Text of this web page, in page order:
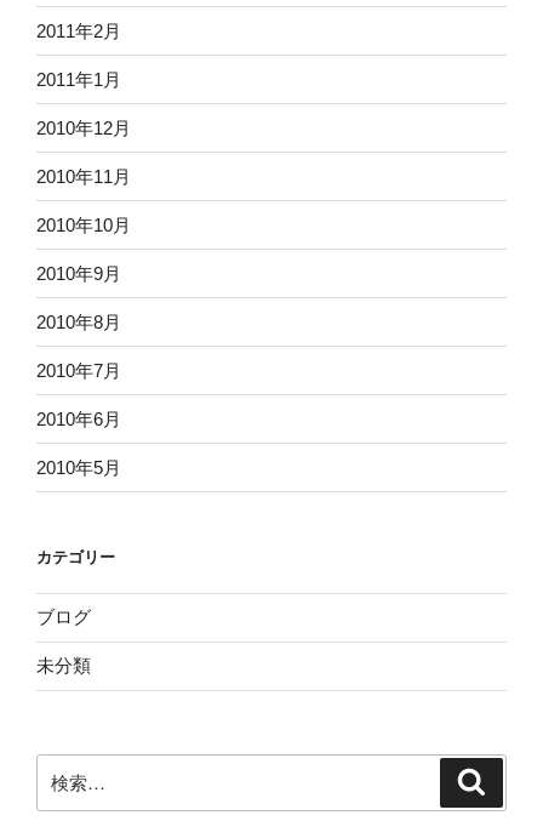
2011年2月
2011年1月
2010年12月
2010年11月
2010年10月
2010年9月
2010年8月
2010年7月
2010年6月
2010年5月
カテゴリー
ブログ
未分類
索: